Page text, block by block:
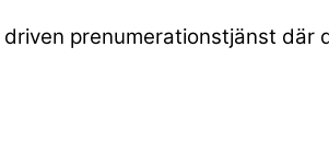
prenumerationstjänst